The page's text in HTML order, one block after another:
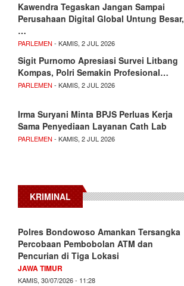
Kawendra Tegaskan Jangan Sampai
Perusahaan Digital Global Untung Besar,
…
PARLEMEN - KAMIS, 2 JUL 2026
Sigit Purnomo Apresiasi Survei Litbang
Kompas, Polri Semakin Profesional…
PARLEMEN - KAMIS, 2 JUL 2026
Irma Suryani Minta BPJS Perluas Kerja
Sama Penyediaan Layanan Cath Lab
PARLEMEN - KAMIS, 2 JUL 2026
KRIMINAL
Polres Bondowoso Amankan Tersangka
Percobaan Pembobolan ATM dan
Pencurian di Tiga Lokasi
JAWA TIMUR
KAMIS, 30/07/2026 - 11:28